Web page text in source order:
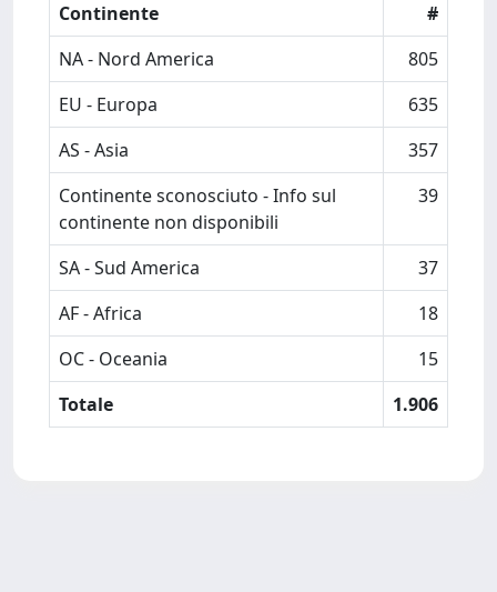
Continente
#
NA - Nord America
805
EU - Europa
635
AS - Asia
357
Continente sconosciuto - Info sul
continente non disponibili
39
SA - Sud America
37
AF - Africa
18
OC - Oceania
15
Totale
1.906